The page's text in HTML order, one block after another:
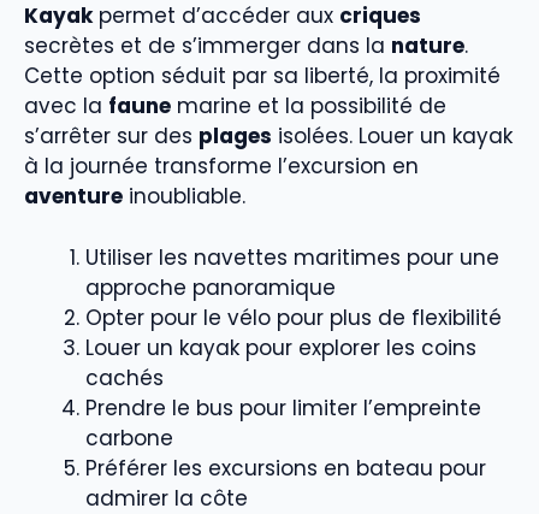
Kayakpermet d’accéder aux criques
secrètes et de s’immerger dans la nature.
Cette option séduit par sa liberté, la proximité
avec la faune marine et la possibilité de
s’arrêter sur des plages isolées. Louer un kayak
à la journée transforme l’excursion en
aventure inoubliable.
Utiliser les navettes maritimes pour une
approche panoramique
Opter pour le vélo pour plus de flexibilité
Louer un kayak pour explorer les coins
cachés
Prendre le bus pour limiter l’empreinte
carbone
Préférer les excursions en bateau pour
admirer la côte